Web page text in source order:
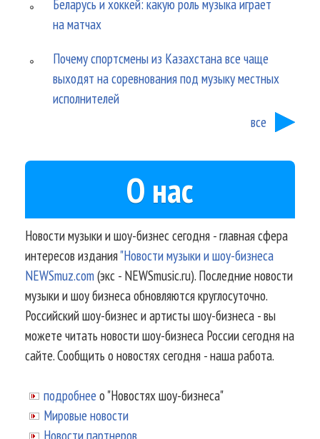
Беларусь и хоккей: какую роль музыка играет
на матчах
Почему спортсмены из Казахстана все чаще
выходят на соревнования под музыку местных
исполнителей
все
О нас
Новости музыки и шоу-бизнес сегодня - главная сфера
интересов издания"Новости музыки и шоу-бизнеса
NEWSmuz.com(экс - NEWSmusic.ru). Последние новости
музыки и шоу бизнеса обновляются круглосуточно.
Российский шоу-бизнес и артисты шоу-бизнеса - вы
можете читать новости шоу-бизнеса России сегодня на
сайте. Сообщить о новостях сегодня - наша работа.
подробнее о "Новостях шоу-бизнеса"
Мировые новости
Новости партнеров